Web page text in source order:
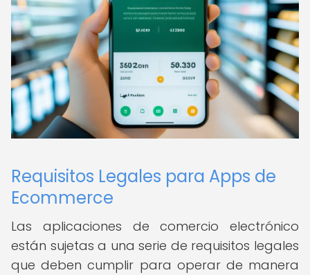
Requisitos Legales para Apps de
Ecommerce
Las aplicaciones de comercio electrónico
están sujetas a una serie de requisitos legales
que deben cumplir para operar de manera